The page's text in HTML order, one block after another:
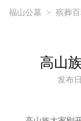
福山公墓 > 殡葬
高山
发布